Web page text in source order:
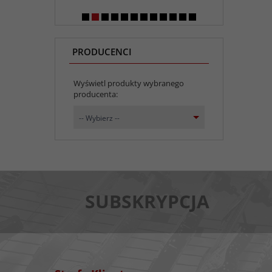
PRODUCENCI
Wyświetl produkty wybranego
producenta:
-- Wybierz --
SUBSKRYPCJA